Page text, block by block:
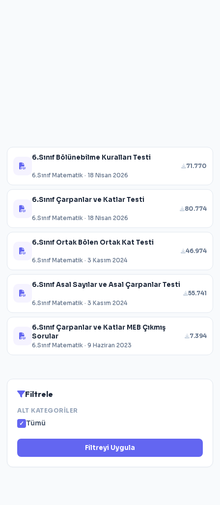
6.Sınıf Bölünebilme Kuralları Testi
6.Sınıf Matematik · 18 Nisan 2026
71.770
6.Sınıf Çarpanlar ve Katlar Testi
6.Sınıf Matematik · 18 Nisan 2026
80.774
6.Sınıf Ortak Bölen Ortak Kat Testi
6.Sınıf Matematik · 3 Kasım 2024
46.974
6.Sınıf Asal Sayılar ve Asal Çarpanlar Testi
6.Sınıf Matematik · 3 Kasım 2024
55.741
6.Sınıf Çarpanlar ve Katlar MEB Çıkmış
Sorular
6.Sınıf Matematik · 9 Haziran 2023
7.394
Filtrele
ALT KATEGORILER
Tümü
Filtreyi Uygula